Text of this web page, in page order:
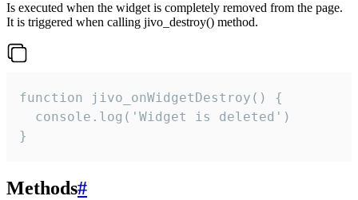
Is executed when the widget is completely removed from the page.
It is triggered when calling jivo_destroy() method.
function jivo_onWidgetDestroy() {
  console.log('Widget is deleted')
}
Methods#